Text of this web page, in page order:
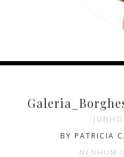
BY PATRICIA
NENHUM